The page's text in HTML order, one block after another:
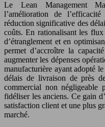
Le Lean Management
l’amélioration de
réduction significative des
coûts. En rationalisant les
d’étranglement et en
permet d’accroître la
augmenter les dépenses
manufacturière ayant adopté
délais de livraison de près
commercial non négligeable
fidéliser les anciens. Ce gain
satisfaction client et une plus
marché.